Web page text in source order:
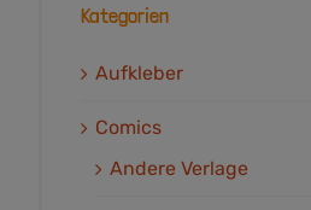
Kategorien
Aufkleber
Comics
Andere Verlage